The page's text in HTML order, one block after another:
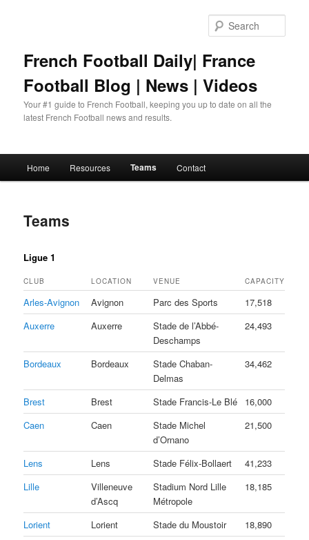
French Football Daily| France
Football Blog | News | Videos
Your #1 guide to French Football, keeping you up to date on all the
latest French Football news and results.
Home Resources Teams Contact
Teams
Ligue 1
CLUB LOCATION VENUE CAPACITY
Arles-Avignon Avignon Parc des Sports
17,518
Auxerre
Auxerre
Stade de l’Abbé-
Deschamps
24,493
Bordeaux Bordeaux
Stade Chaban-
Delmas
34,462
Brest Brest Stade Francis-Le Blé
16,000
Caen
Caen
Stade Michel
d’Ornano
21,500
Lens Lens Stade Félix-Bollaert
41,233
Lille
Villeneuve
d’Ascq
Stadium Nord Lille
Métropole
18,185
Lorient Lorient Stade du Moustoir
18,890